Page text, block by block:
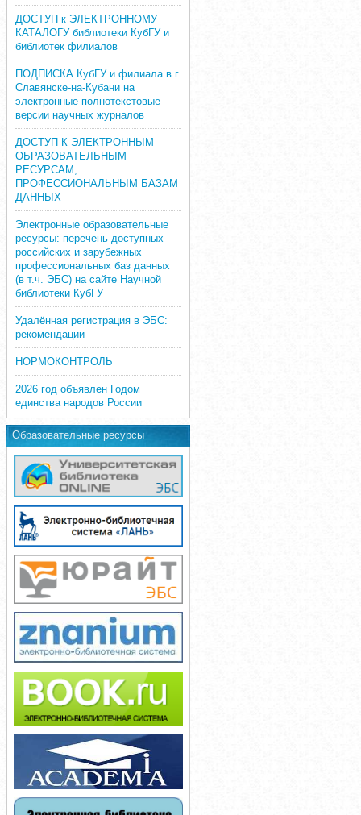
ДОСТУП к ЭЛЕКТРОННОМУ
КАТАЛОГУ библиотеки КубГУ и
библиотек филиалов
ПОДПИСКА КубГУ и филиала в г.
Славянске-на-Кубани на
электронные полнотекстовые
версии научных журналов
ДОСТУП К ЭЛЕКТРОННЫМ
ОБРАЗОВАТЕЛЬНЫМ
РЕСУРСАМ,
ПРОФЕССИОНАЛЬНЫМ БАЗАМ
ДАННЫХ
Электронные образовательные
ресурсы: перечень доступных
российских и зарубежных
профессиональных баз данных
(в т.ч. ЭБС) на сайте Научной
библиотеки КубГУ
Удалённая регистрация в ЭБС:
рекомендации
НОРМОКОНТРОЛЬ
2026 год объявлен Годом
единства народов России
Образовательные ресурсы